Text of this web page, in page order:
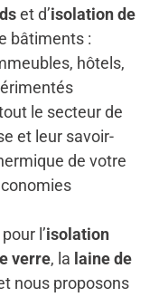
et d’isolation de
bâtiments :
hôtels,
le secteur de
et leur savoir-
de votre
l’isolation
verre, la laine de
nous proposons